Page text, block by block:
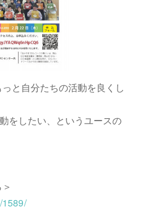
と自分たちの活動を良くし
をしたい、というユースの